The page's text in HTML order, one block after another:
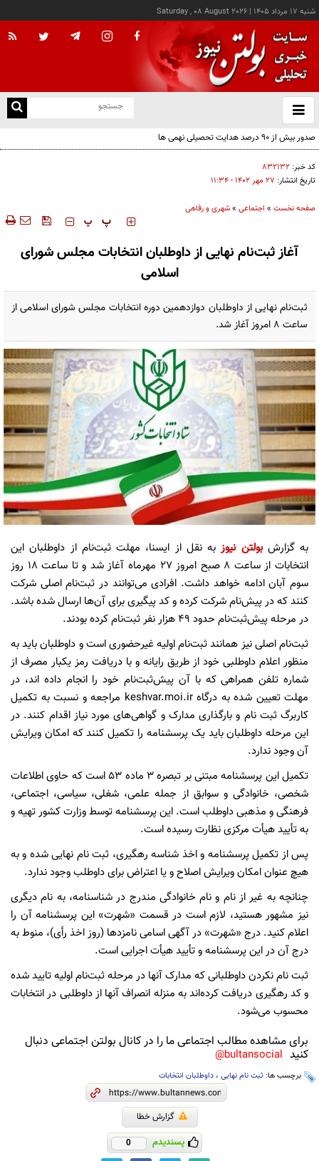
شنبه ۱۷ مرداد ۱۴۰۵ |
Saturday , 08 August 2026
باز
و
صدور بیش از ۹۰ درصد هدایت تحصیلی نهمی ها
کد خبر: ۸۳۲۱۳۲
تاریخ انتشار: ۲۷ مهر ۱۴۰۲ - ۱۱:۳۴
صفحه نخست » اجتماعی »شهری و رفاهی
‍‍‍ پ پ
آغاز ثبت‌نام نهایی از داوطلبان انتخابات مجلس شورای
اسلامی
ثبت‌نام نهایی از داوطلبان دوازدهمین دوره انتخابات مجلس شورای اسلامی از
ساعت ۸ امروز آغاز شد.
به گزارشبولتن نیوزبه نقل از ایسنا، مهلت ثبت‌نام از داوطلبان این
انتخابات از ساعت ۸ صبح امروز ۲۷ مهرماه آغاز شد و تا ساعت ۱۸ روز
سوم آبان ادامه خواهد داشت. افرادی می‌توانند در ثبت‌نام اصلی شرکت
کنند که در پیش‌نام شرکت کرده و کد پیگیری برای آن‌ها ارسال شده باشد.
در مرحله پیش‌ثبت‌نام حدود ۴۹ هزار نفر ثبت‌نام کرده بودند.
ثبت‌نام اصلی نیز همانند ثبت‌نام اولیه غیرحضوری است و داوطلبان باید به
منظور اعلام داوطلبی خود از طریق رایانه و با دریافت رمز یکبار مصرف از
شماره تلفن همراهی که با آن پیش‌ثبت‌نام خود را انجام داده اند، در
مهلت تعیین شده به درگاه keshvar.moi.ir مراجعه و نسبت به تکمیل
کاربرگ ثبت نام و بارگذاری مدارک و گواهی‌های مورد نیاز اقدام کنند. در
این مرحله داوطلبان باید یک پرسشنامه را تکمیل کنند که امکان ویرایش
آن وجود ندارد.
تکمیل این پرسشنامه مبتنی بر تبصره ۳ ماده ۵۳ است که حاوی اطلاعات
شخصی، خانوادگی و سوابق از جمله علمی، شغلی، سیاسی، اجتماعی،
فرهنگی و مذهبی داوطلب است. این پرسشنامه توسط وزارت کشور تهیه و
به تأیید هیأت مرکزی نظارت رسیده است.
پس از تکمیل پرسشنامه و اخذ شناسه رهگیری، ثبت نام نهایی شده و به
هیچ عنوان امکان ویرایش اصلاح و یا اعتراض برای داوطلب وجود ندارد.
چنانچه به غیر از نام و نام خانوادگی مندرج در شناسنامه، به نام دیگری
نیز مشهور هستید، لازم است در قسمت «شهرت» این پرسشنامه آن را
اعلام کنید. درج «شهرت» در آگهی اسامی نامزدها (روز اخذ رأی)، منوط به
درج آن در این پرسشنامه و تأیید هیأت اجرایی است.
ثبت نام نکردن داوطلبانی که مدارک آنها در مرحله ثبت‌نام اولیه تایید شده
و کد رهگیری دریافت کرده‌اند به منزله انصراف آنها از داوطلبی در انتخابات
محسوب می‌شود.
برای مشاهده مطالب اجتماعی ما را در کانال بولتن اجتماعی دنبال
کنید bultansocial@
برچسب ها: ثبت نام نهایی ، داوطلبان انتخابات
گزارش خطا
پسندیدم 0